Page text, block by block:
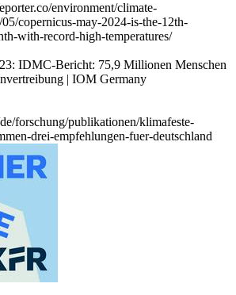
environment/climate-
copernicus-may-2024-is-the-12th-
with-record-high-temperatures/
IDMC-Bericht: 75,9 Millionen Menschen
| IOM Germany
forschung/publikationen/klimafeste-
drei-empfehlungen-fuer-deutschland